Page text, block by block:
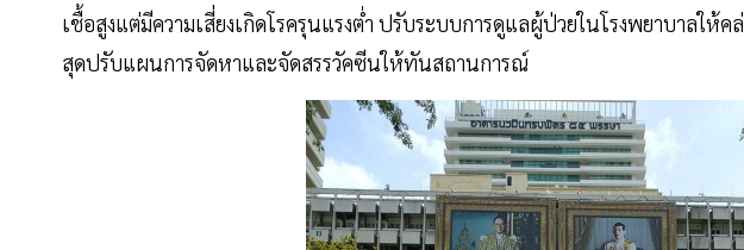
เชื้อสูงแต่มีความเสี่ยงเกิดโรครุนแรงต่ำ ปรับระบบการดูแลผู้ป่วยในโรงพยาบาลให้
สุดปรับแผนการจัดหาและจัดสรรวัคซีนให้ทันสถานการณ์